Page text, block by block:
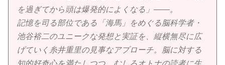
を過ぎてから頭は爆発的によくなる」――。
記憶を司る部位である「海馬」をめぐる脳科学者・
池谷裕二のユニークな発想と実証を、縦横無尽に広
げていく糸井重里の見事なアプローチ。脳に対する